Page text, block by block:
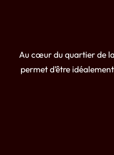
Au cœur du quartier de
permet d’être